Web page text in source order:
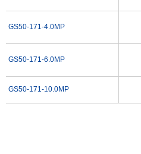
使用方法・使用事例
（1）常用圧力が圧力レンジの2/3以
常用圧力が圧力レンジの1/2以下の
（2）圧力計を取り外す際は、必ず圧
（3）圧力計には手を加えないでくださ
（4）安全窓（ブローアウトディスク
GS50-171-4.0MP
GS50-171-6.0MP
GS50-171-10.0MP